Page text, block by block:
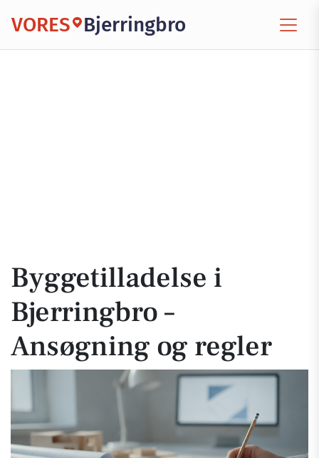
VORES Bjerringbro
Byggetilladelse i
Bjerringbro –
Ansøgning og regler